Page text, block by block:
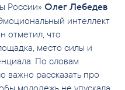
России» Олег Лебедев
интеллект
отметил, что
место силы и
По словам
важно рассказать про
молодежь не упускала